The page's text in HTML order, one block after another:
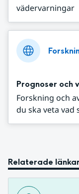
vädervarningar
Prognoser och
Forskning och
du ska veta vad
Relaterade länkar